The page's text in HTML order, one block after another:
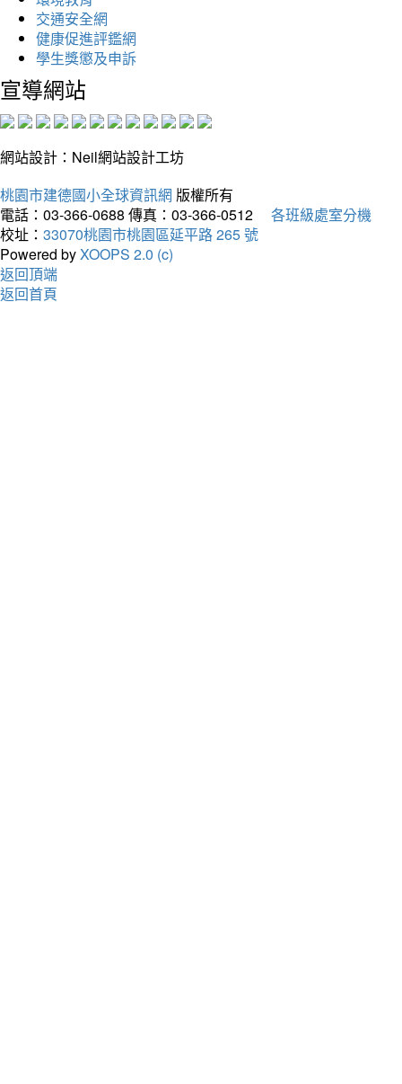
交通安全網
健康促進評鑑網
學生獎懲及申訴
宣導網站
網站設計：Neil網站設計工坊
桃園市建德國小全球資訊網 版權所有
電話：03-366-0688 傳真：03-366-0512
各班級處室分機
校址： 33070桃園市桃園區延平路 265 號
Powered byXOOPS 2.0 (c)
返回頂端
返回首頁